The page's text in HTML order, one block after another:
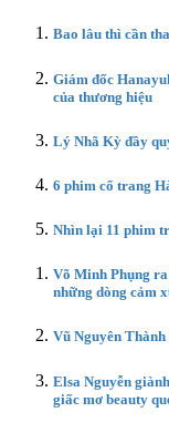
Bao lâu thì cần
Giám đốc
của thương hiệu
Lý Nhã Kỳ đầy
6 phim cổ trang
Nhìn lại 11 phim
Võ Minh Phụng
những dòng cảm
Vũ Nguyên
Elsa Nguyễn
giấc mơ beauty